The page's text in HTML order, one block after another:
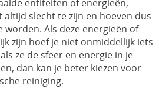
entiteiten of energieën,
altijd slecht te zijn en hoeven dus
Als deze energieën of
zijn hoef je niet onmiddellijk iets
ze de sfeer en energie in je
dan kan je beter kiezen voor
reiniging.